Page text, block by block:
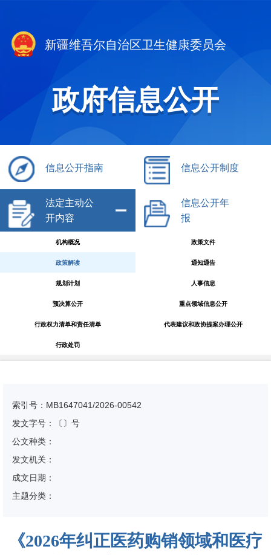
新疆维吾尔自治区卫生健康委员会
政府信息公开
信息公开指南 信息公开制度
法定主动公
开内容
机构概况 政策文件
政策解读 通知通告
规划计划 人事信息
预决算公开 重点领域信息公开
行政权力清单和责任清单 代表建议和政协提案办理公开
行政处罚
信息公开年
报
索引号：MB1647041/2026-00542
发文字号：〔〕号
公文种类：
发文机关：
成文日期：
主题分类：
《2026年纠正医药购销领域和医疗